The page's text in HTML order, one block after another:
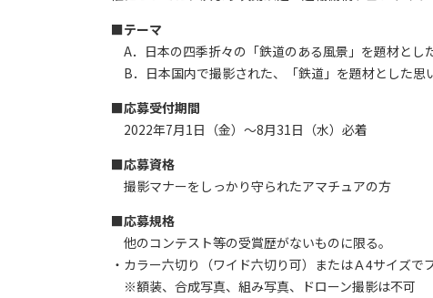
■テーマ
A．日本の四季折々の「鉄道のある風景」を題材とし
B．日本国内で撮影された、「鉄道」を題材とした思
■応募受付期間
2022年7月1日（金）～8月31日（水）必着
■応募資格
撮影マナーをしっかり守られたアマチュアの方
■応募規格
他のコンテスト等の受賞歴がないものに限る。
・カラー六切り（ワイド六切り可）またはＡ4サイズで
※額装、合成写真、組み写真、ドローン撮影は不可